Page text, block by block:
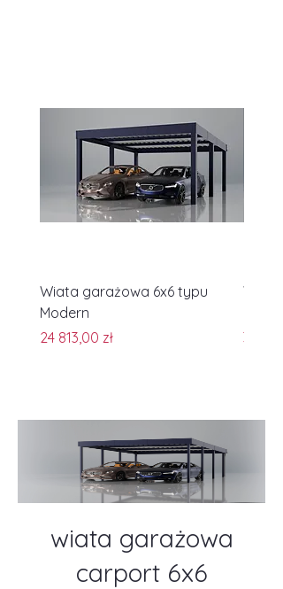
Wiata garażowa 6x6 typu
Modern
Cena
24 813,00 zł
Cena
30
wiata garażowa
carport 6x6